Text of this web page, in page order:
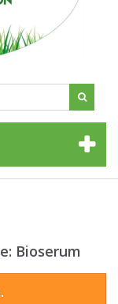
Bioserum